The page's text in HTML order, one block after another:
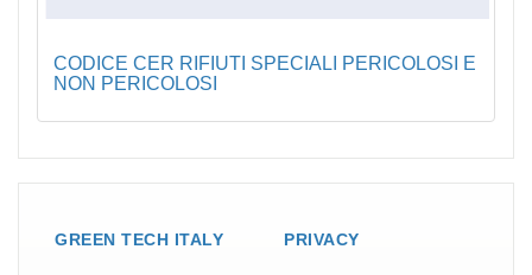
CODICE CER RIFIUTI SPECIALI PERICOLOSI E
NON PERICOLOSI
GREEN TECH ITALY PRIVACY